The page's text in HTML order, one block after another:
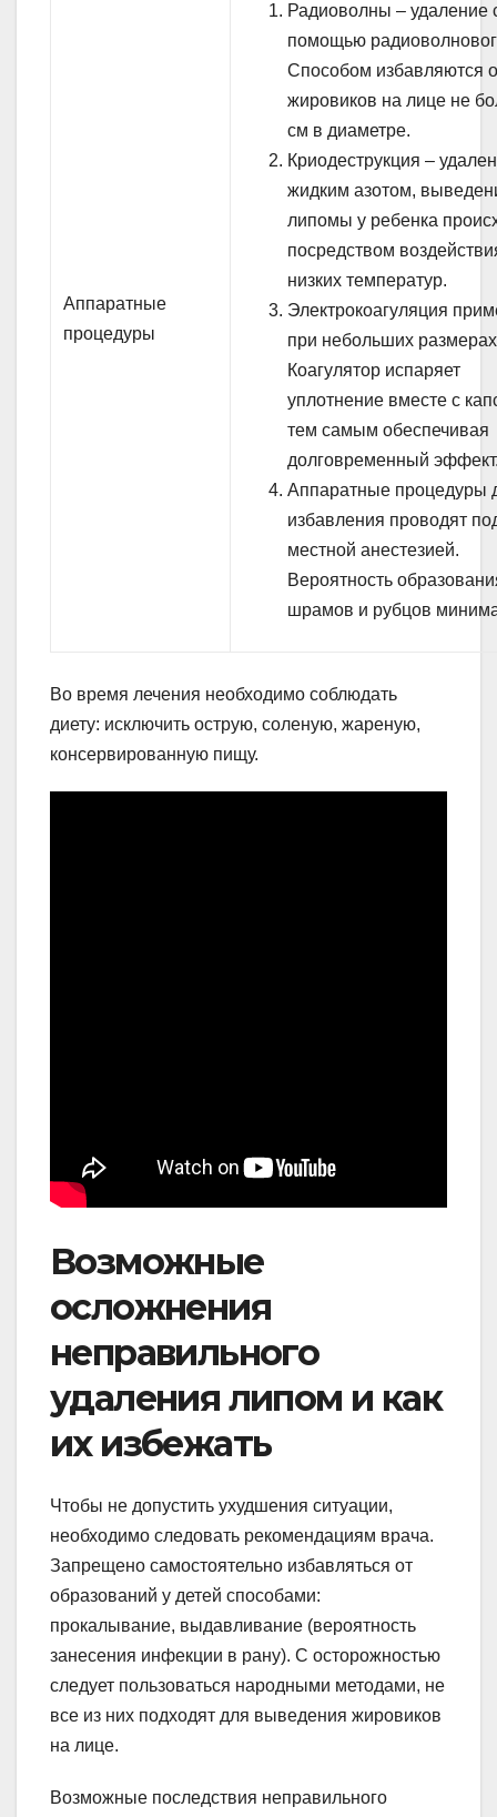
Аппаратные
процедуры
Радиоволны – удаление
помощью
Способом избавляются
жировиков на лице не
см в диаметре.
Криодеструкция –
жидким азотом,
липомы у ребенка
посредством
низких температур.
Электрокоагуляция
при небольших
Коагулятор испаряет
уплотнение вместе с
тем самым обеспечивая
долговременный
Аппаратные процедуры
избавления проводят
местной анестезией.
Вероятность
шрамов и рубцов
Во время лечения необходимо соблюдать
диету: исключить острую, соленую, жареную,
консервированную пищу.
Возможные
осложнения
неправильного
удаления липом и как
их избежать
Чтобы не допустить ухудшения ситуации,
необходимо следовать рекомендациям врача.
Запрещено самостоятельно избавляться от
образований у детей способами:
прокалывание, выдавливание (вероятность
занесения инфекции в рану). С осторожностью
следует пользоваться народными методами, не
все из них подходят для выведения жировиков
на лице.
Возможные последствия неправильного